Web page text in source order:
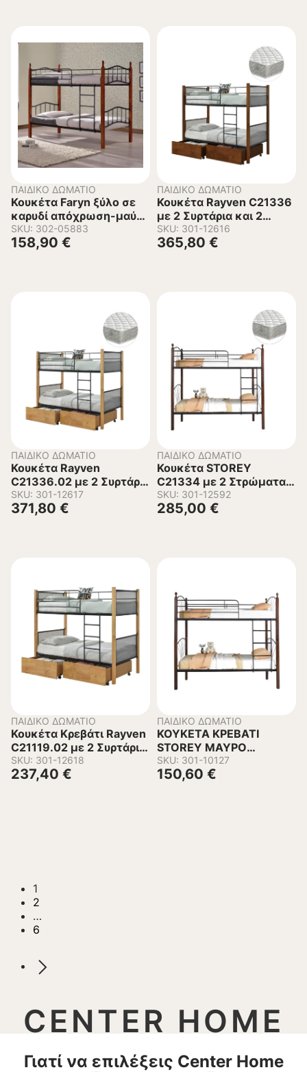
ΠΑΙΔΙΚΌ ΔΩΜΆΤΙΟ
Κουκέτα Faryn ξύλο σε
καρυδί απόχρωση-μαύρο
μέταλλο 90×190 εκ.
SKU: 302-05883
158,90 €
ΠΑΙΔΙΚΌ ΔΩΜΆΤΙΟ
Κουκέτα Rayven C21336
με 2 Συρτάρια και 2
Στρώματα σε Ξύλο και
Μέταλλο 90×190εκ.
SKU: 301-12616
365,80 €
ΠΑΙΔΙΚΌ ΔΩΜΆΤΙΟ
Κουκέτα Rayven
C21336.02 με 2 Συρτάρια
και 2 Στρώματα σε Ξύλο
και Μέταλλο 90×190εκ.
SKU: 301-12617
371,80 €
ΠΑΙΔΙΚΌ ΔΩΜΆΤΙΟ
Κουκέτα STOREY
C21334 με 2 Στρώματα
σε Μέταλλο & Ξύλο
Rubberwood 90×190εκ.
SKU: 301-12592
285,00 €
ΠΑΙΔΙΚΌ ΔΩΜΆΤΙΟ
Κουκέτα Κρεβάτι Rayven
C21119.02 με 2 Συρτάρια
απο Ξύλο και Μέταλλο
90×190εκ.
SKU: 301-12618
237,40 €
ΠΑΙΔΙΚΌ ΔΩΜΆΤΙΟ
ΚΟΥΚΕΤΑ ΚΡΕΒΑΤΙ
STOREY ΜΑΥΡΟ
ΜΕΤΑΛΛΟ-ΚΑΡΥΔΙ
RUBBERWOOD
SKU: 301-10127
150,60 €
1
2
…
6
CENTER HOME
Γιατί να επιλέξεις Center Home